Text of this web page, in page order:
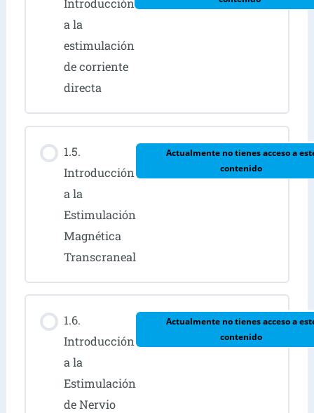
Introducción
a la
estimulación
de corriente
directa
1.5.
Introducción
a la
Estimulación
Magnética
Transcraneal
Actualmente no tienes acceso a
contenido
1.6.
Introducción
a la
Estimulación
de Nervio
Actualmente no tienes acceso a
contenido